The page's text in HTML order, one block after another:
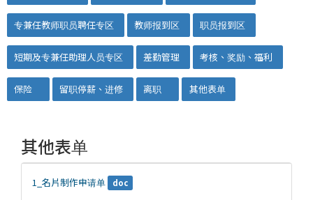
专兼任教师职员聘任专区 教师报到区 职员报到区
短期及专兼任助理人员专区 差勤管理 考核、奖励、福利
保险 留职停薪、进修 离职 其他表单
其他表单
1_名片制作申请单 doc